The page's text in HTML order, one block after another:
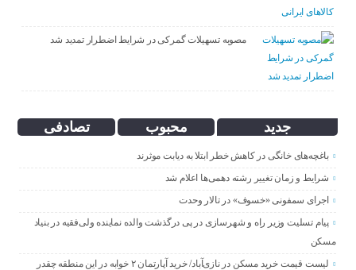
مصوبه تسهیلات گمرکی در شرایط اضطرار تمدید شد
جدید محبوب تصادفی
باغچه‌های خانگی در کاهش خطر ابتلا به دیابت موثرند
شرایط و زمان تغییر رشته دهمی‌ها اعلام شد
اجرای سمفونی «خسوف» در تالار وحدت
پیام تسلیت وزیر راه و شهرسازی در پی درگذشت والده نماینده ولی‌فقیه در بنیاد
مسکن
لیست قیمت خرید مسکن در نازی‌آباد/ خرید آپارتمان ۲ خوابه در این منطقه چقدر